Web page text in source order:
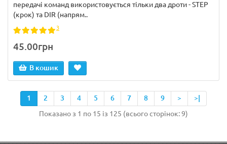
передачі команд використовується тільки два дроти - STEP
(крок) та DIR (напрям..
3
45.00грн
В кошик
1 2 3 4 5 6 7 8 9 >
>|
Показано з 1 по 15 із 125 (всього сторінок: 9)